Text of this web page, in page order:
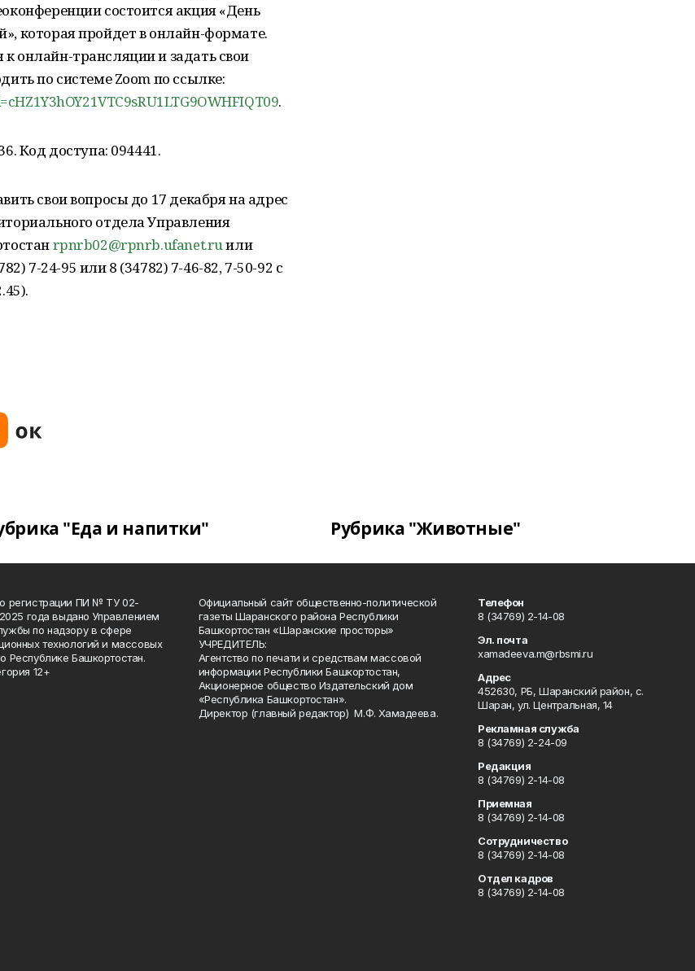
состоится акция «День
которая пройдет в онлайн-формате.
онлайн-трансляции и задать свои
по системе Zoom по ссылке:
.
Код доступа: 094441.
свои вопросы до 17 декабря на адрес
отдела Управления
rpnrb02@rpnrb.ufanet.ruили
7-24-95 или 8 (34782) 7-46-82, 7-50-92 с
"Еда и напитки" Рубрика "Животные"
регистрации ПИ № ТУ 02-
года выдано Управлением
по надзору в сфере
технологий и массовых
Республике Башкортостан.
12+
Официальный сайт общественно-политической
газеты Шаранского района Республики
Башкортостан «Шаранские просторы»
УЧРЕДИТЕЛЬ:
Агентство по печати и средствам массовой
информации Республики Башкортостан,
Акционерное общество Издательский дом
«Республика Башкортостан».
Директор (главный редактор) М.Ф. Хамадеева.
Телефон
8 (34769) 2-14-08
Эл. почта
xamadeeva.m@rbsmi.ru
Адрес
452630, РБ, Шаранский район, с.
Шаран, ул. Центральная, 14
Рекламная служба
8 (34769) 2-24-09
Редакция
8 (34769) 2-14-08
Приемная
8 (34769) 2-14-08
Сотрудничество
8 (34769) 2-14-08
Отдел кадров
8 (34769) 2-14-08